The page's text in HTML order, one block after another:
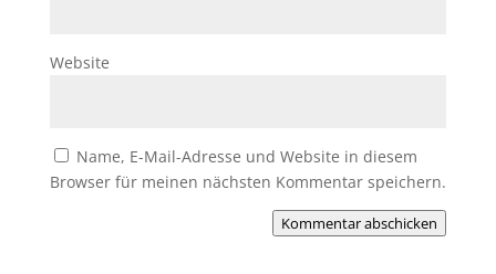
Website
Name, E-Mail-Adresse und Website in diesem
Browser für meinen nächsten Kommentar speichern.
Kommentar abschicken